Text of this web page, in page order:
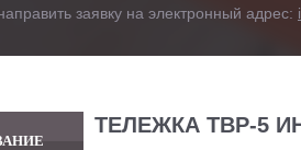
заявку на электронный адрес:
ТЕЛЕЖКА TBP-5